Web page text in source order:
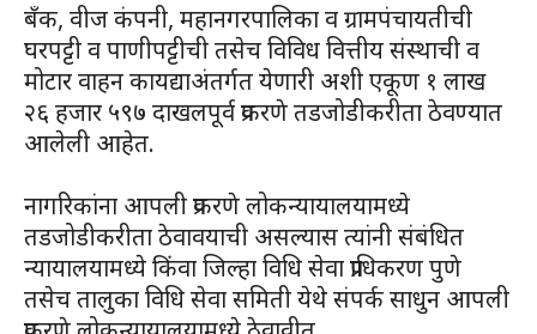
बँक, वीज कंपनी, महानगरपालिका व ग्रामपंचायतीची
घरपट्टी व पाणीपट्टीची तसेच विविध वित्तीय संस्थाची व
मोटार वाहन कायद्याअंतर्गत येणारी अशी एकूण १ लाख
२६ हजार ५९७ दाखलपूर्व प्रकरणे तडजोडीकरीता ठेवण्यात
आलेली आहेत.
नागरिकांना आपली प्रकरणे लोकन्यायालयामध्ये
तडजोडीकरीता ठेवावयाची असल्यास त्यांनी संबंधित
न्यायालयामध्ये किंवा जिल्हा विधि सेवा प्राधिकरण पुणे
तसेच तालुका विधि सेवा समिती येथे संपर्क साधुन आपली